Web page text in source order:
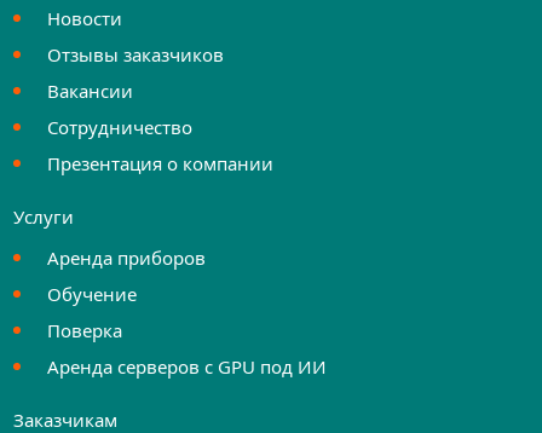
Новости
Отзывы заказчиков
Вакансии
Сотрудничество
Презентация о компании
Услуги
Аренда приборов
Обучение
Поверка
Аренда серверов с GPU под ИИ
Заказчикам